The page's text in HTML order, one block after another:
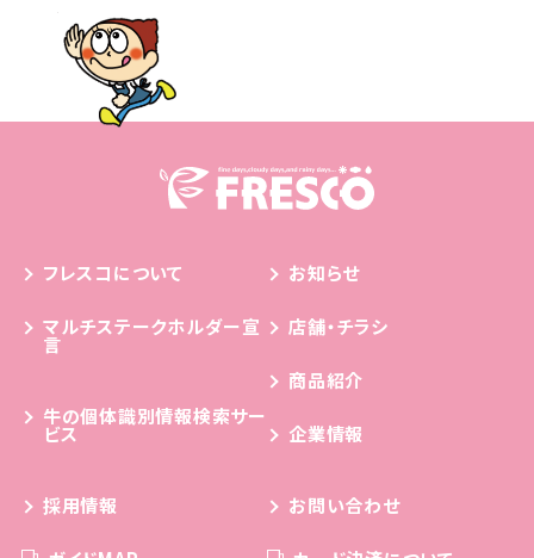
フレスコについて お知らせ
マルチステークホルダー宣
言
店舗・チラシ
商品紹介
牛の個体識別情報検索サー
ビス 企業情報
採用情報 お問い合わせ